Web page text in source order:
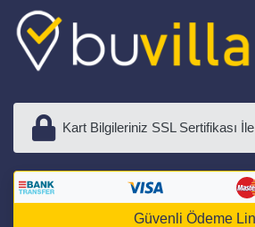
Kart Bilgileriniz SSL Sertifikası
Güvenli Ödeme